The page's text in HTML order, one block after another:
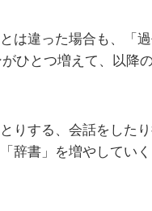
は違った場合も、「過
ひとつ増えて、以降
りする、会話をした
辞書」を増やしてい